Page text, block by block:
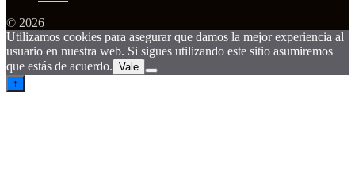
© 2026
Utilizamos cookies para asegurar que damos la mejor experiencia al
usuario en nuestra web. Si sigues utilizando este sitio asumiremos
que estás de acuerdo. Vale
↑